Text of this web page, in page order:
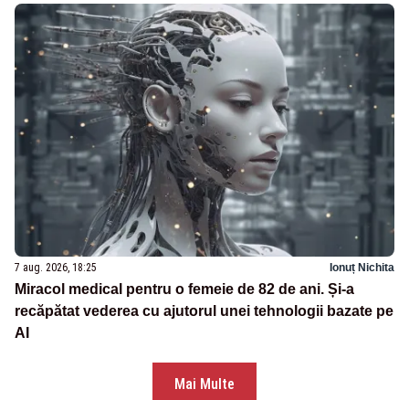
7 aug. 2026, 18:25 Ionuț Nichita
Miracol medical pentru o femeie de 82 de ani. Și-a
recăpătat vederea cu ajutorul unei tehnologii bazate pe
AI
Mai Multe